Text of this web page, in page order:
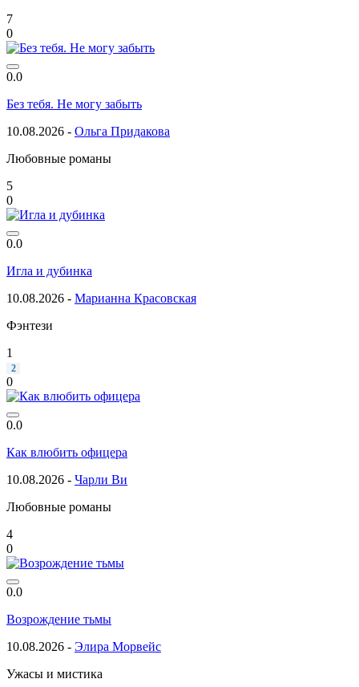
7
0
0.0
Без тебя. Не могу забыть
10.08.2026 - Ольга Придакова
Любовные романы
5
0
0.0
Игла и дубинка
10.08.2026 - Марианна Красовская
Фэнтези
1
2
0
0.0
Как влюбить офицера
10.08.2026 - Чарли Ви
Любовные романы
4
0
0.0
Возрождение тьмы
10.08.2026 - Элира Морвейс
Ужасы и мистика